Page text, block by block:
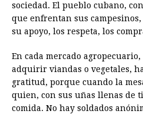
sociedad. El pueblo cubano,
que enfrentan sus
su apoyo, los respeta, los
En cada mercado
adquirir viandas o vegetales,
gratitud, porque cuando la
quien, con sus uñas llenas de
comida. No hay soldados